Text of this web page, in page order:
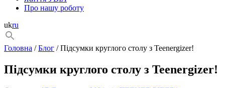
Про нашу роботу
ukru
Головна /Блог / Підсумки круглого столу з Teenergizer!
Підсумки круглого столу з Teenergizer!